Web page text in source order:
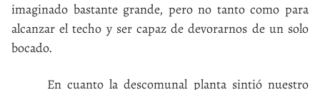
imaginado bastante grande, pero no tanto como para
alcanzar el techo y ser capaz de devorarnos de un solo
bocado.
En cuanto la descomunal planta sintió nuestro